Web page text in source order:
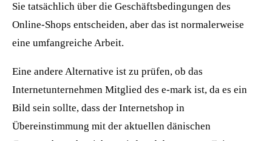
Sie tatsächlich über die Geschäftsbedingungen des
Online-Shops entscheiden, aber das ist normalerweise
eine umfangreiche Arbeit.
Eine andere Alternative ist zu prüfen, ob das
Internetunternehmen Mitglied des e-mark ist, da es ein
Bild sein sollte, dass der Internetshop in
Übereinstimmung mit der aktuellen dänischen